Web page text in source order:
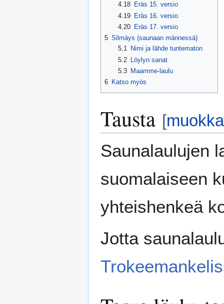
4.18
Eräs 15. versio
4.19 Eräs 16. versio
4.20
Eräs 17. versio
5 Silmäys (saunaan männessä)
5.1
Nimi ja lähde tuntematon
5.2 Löylyn sanat
5.3
Maamme-laulu
6 Katso myös
Tausta [
Saunalaulujen
suomalaiseen
yhteishenkeä
Jotta